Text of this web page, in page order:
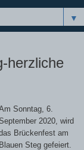
▼
herzliche
Sonntag, 6.
2020, wird
Brückenfest am
Blauen Steg gefeiert.